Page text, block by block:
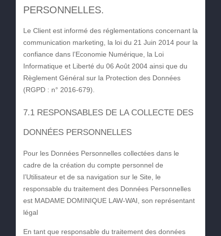
PERSONNELLES.
Le Client est informé des réglementations concernant la
communication marketing, la loi du 21 Juin 2014 pour la
confiance dans l’Economie Numérique, la Loi
Informatique et Liberté du 06 Août 2004 ainsi que du
Règlement Général sur la Protection des Données
(RGPD : n° 2016-679).
7.1 RESPONSABLES DE LA COLLECTE DES
DONNÉES PERSONNELLES
Pour les Données Personnelles collectées dans le
cadre de la création du compte personnel de
l’Utilisateur et de sa navigation sur le Site, le
responsable du traitement des Données Personnelles
est MADAME DOMINIQUE LAW-WAI, son représentant
légal
En tant que responsable du traitement des données